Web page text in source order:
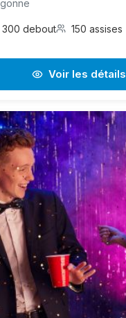
300 debout 150 assises
Voir les détails